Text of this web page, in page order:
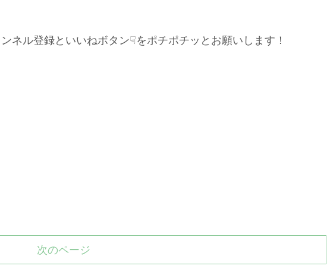
ネル登録といいねボタン☟をポチポチッとお願いします！
次のページ